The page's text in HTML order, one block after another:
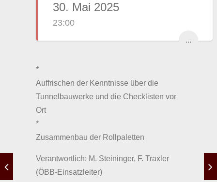
30. Mai 2025
23:00
...
*
Auffrischen der Kenntnisse über die
Tunnelbauwerke und die Checklisten vor
Ort
*
Zusammenbau der Rollpaletten
Verantwortlich: M. Steininger, F. Traxler
(ÖBB-Einsatzleiter)